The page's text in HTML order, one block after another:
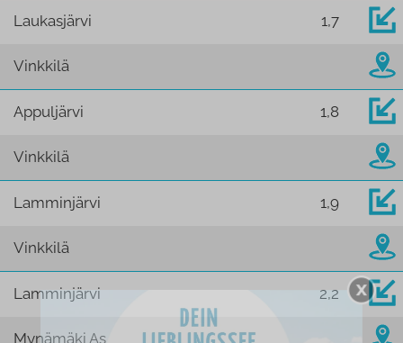
Laukasjärvi 1,7
Vinkkilä
Appuljärvi 1,8
Vinkkilä
Lamminjärvi 1,9
Vinkkilä
Lamminjärvi 2,2
Mynämäki As